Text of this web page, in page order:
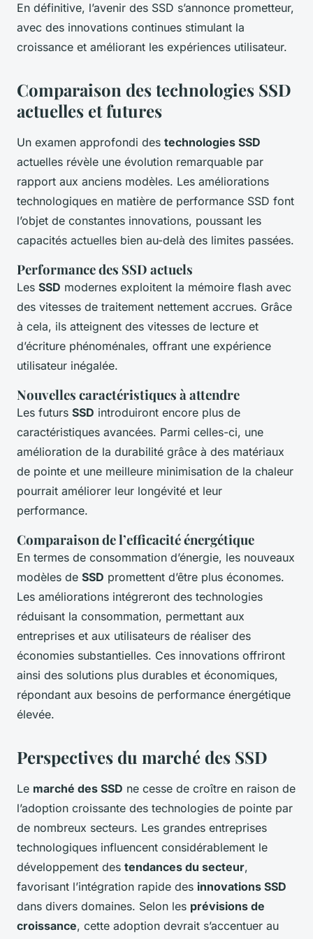
En définitive, l’avenir des SSD s’annonce prometteur,
avec des innovations continues stimulant la
croissance et améliorant les expériences utilisateur.
Comparaison des technologies SSD
actuelles et futures
Un examen approfondi des technologies SSD
actuelles révèle une évolution remarquable par
rapport aux anciens modèles. Les améliorations
technologiques en matière de performance SSD font
l’objet de constantes innovations, poussant les
capacités actuelles bien au-delà des limites passées.
Performance des SSD actuels
Les SSD modernes exploitent la mémoire flash avec
des vitesses de traitement nettement accrues. Grâce
à cela, ils atteignent des vitesses de lecture et
d’écriture phénoménales, offrant une expérience
utilisateur inégalée.
Nouvelles caractéristiques à attendre
Les futurs SSD introduiront encore plus de
caractéristiques avancées. Parmi celles-ci, une
amélioration de la durabilité grâce à des matériaux
de pointe et une meilleure minimisation de la chaleur
pourrait améliorer leur longévité et leur
performance.
Comparaison de l’efficacité énergétique
En termes de consommation d’énergie, les nouveaux
modèles de SSD promettent d’être plus économes.
Les améliorations intégreront des technologies
réduisant la consommation, permettant aux
entreprises et aux utilisateurs de réaliser des
économies substantielles. Ces innovations offriront
ainsi des solutions plus durables et économiques,
répondant aux besoins de performance énergétique
élevée.
Perspectives du marché des SSD
Le marché des SSD ne cesse de croître en raison de
l’adoption croissante des technologies de pointe par
de nombreux secteurs. Les grandes entreprises
technologiques influencent considérablement le
développement des tendances du secteur,
favorisant l’intégration rapide des innovations SSD
dans divers domaines. Selon les prévisions de
croissance, cette adoption devrait s’accentuer au